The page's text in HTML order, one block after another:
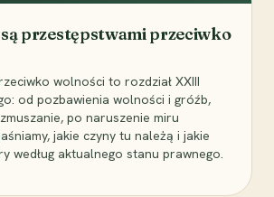
przestępstwami przeciwko
wolności to rozdział XXIII
od pozbawienia wolności i gróźb,
po naruszenie miru
jakie czyny tu należą i jakie
według aktualnego stanu prawnego.